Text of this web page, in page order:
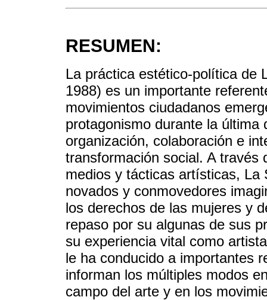
RESUMEN:
La práctica estético-política de
1988) es un importante
movimientos ciudadanos
protagonismo durante la
organización, colaboración e
transformación social. A través
medios y tácticas artísticas, La
novados y conmovedores
los derechos de las mujeres y
repaso por su algunas de sus
su experiencia vital como
le ha conducido a importantes
informan los múltiples modos
campo del arte y en los